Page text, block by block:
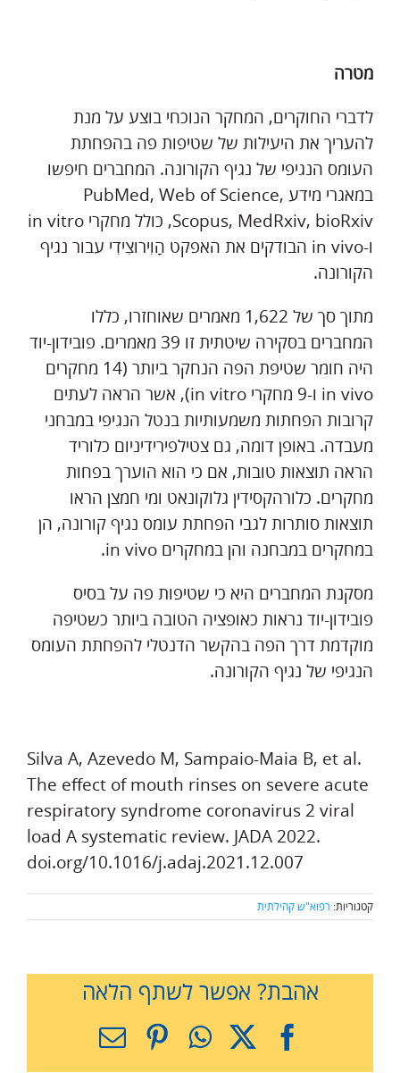
מטרה
לדברי החוקרים, המחקר הנוכחי בוצע על מנת
להעריך את היעילות של שטיפות פה בהפחתת
העומס הנגיפי של נגיף הקורונה. המחברים חיפשו
במאגרי מידע PubMed, Web of Science,
Scopus, MedRxiv, bioRxiv, כולל מחקרי in vitro
ו-in vivo הבודקים את האפקט הָוִירוצִידִי עבור נגיף
הקורונה.
מתוך סך של 1,622 מאמרים שאוחזרו, כללו
המחברים בסקירה שיטתית זו 39 מאמרים. פובידון-יוד
היה חומר שטיפת הפה הנחקר ביותר (14 מחקרים
in vivo ו-9 מחקרי in vitro), אשר הראה לעתים
קרובות הפחתות משמעותיות בנטל הנגיפי במבחני
מעבדה. באופן דומה, גם צטילפירידיניום כלוריד
הראה תוצאות טובות, אם כי הוא הוערך בפחות
מחקרים. כלורהקסידין גלוקונאט ומי חמצן הראו
תוצאות סותרות לגבי הפחתת עומס נגיף קורונה, הן
במחקרים במבחנה והן במחקרים in vivo.
מסקנת המחברים היא כי שטיפות פה על בסיס
פובידון-יוד נראות כאופציה הטובה ביותר כשטיפה
מוקדמת דרך הפה בהקשר הדנטלי להפחתת העומס
הנגיפי של נגיף הקורונה.
Silva A, Azevedo M, Sampaio-Maia B, et al.
The effect of mouth rinses on severe acute
respiratory syndrome coronavirus 2 viral
load A systematic review. JADA 2022.
doi.org/10.1016/j.adaj.2021.12.007
קטגוריות: רפוא"ש קהילתית
אהבת? אפשר לשתף הלאה
Facebook
X
WhatsApp
Pinterest
כתובת